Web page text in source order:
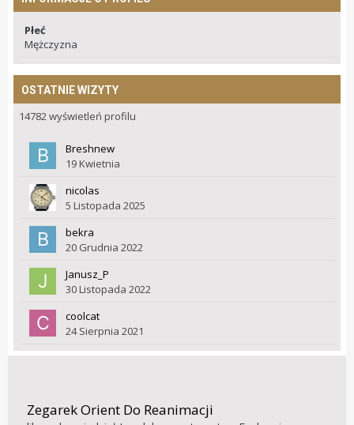
Płeć
Mężczyzna
OSTATNIE WIZYTY
14782 wyświetleń profilu
Breshnew
19 Kwietnia
nicolas
5 Listopada 2025
bekra
20 Grudnia 2022
Janusz_P
30 Listopada 2022
coolcat
24 Sierpnia 2021
Zegarek Orient Do Reanimacji